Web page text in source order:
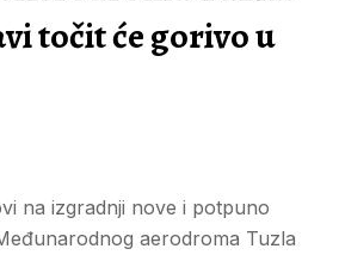
točit će gorivo u
na izgradnji nove i potpuno
aerodroma Tuzla